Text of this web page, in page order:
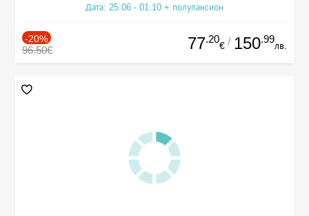
Дата: 25.06 - 01.10 + полупансион
-20%
96.50€ 77.20
€ / 150.99
лв.